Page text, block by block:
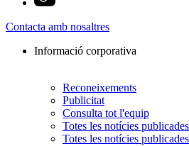
Contacta amb nosaltres
Informació corporativa
Reconeixements
Publicitat
Consulta tot l'equip
Totes les notícies
Totes les notícies